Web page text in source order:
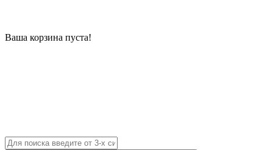
Ваша корзина пуста!